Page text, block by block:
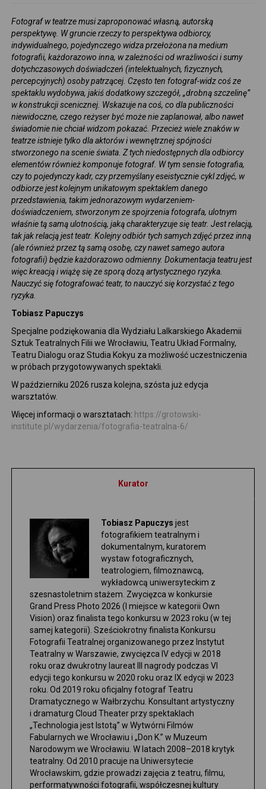
Fotograf w teatrze musi zaproponować własną, autorską
perspektywę. W gruncie rzeczy to perspektywa odbiorcy,
indywidualnego, pojedynczego widza przełożona na medium
fotografii, każdorazowo inna, w zależności od wrażliwości i sumy
dotychczasowych doświadczeń (intelektualnych, fizycznych,
percepcyjnych) osoby patrzącej. Często ten fotograf-widz coś ze
spektaklu wydobywa, jakiś dodatkowy szczegół, „drobną szczelinę”
w konstrukcji scenicznej. Wskazuje na coś, co dla publiczności
niewidoczne, czego reżyser być może nie zaplanował, albo nawet
świadomie nie chciał widzom pokazać. Przecież wiele znaków w
teatrze istnieje tylko dla aktorów i wewnętrznej spójności
stworzonego na scenie świata. Z tych niedostępnych dla odbiorcy
elementów również komponuje fotograf. W tym sensie fotografia,
czy to pojedynczy kadr, czy przemyślany eseistycznie cykl zdjęć, w
odbiorze jest kolejnym unikatowym spektaklem danego
przedstawienia, takim jednorazowym wydarzeniem-
doświadczeniem, stworzonym ze spojrzenia fotografa, ulotnym
właśnie tą samą ulotnością, jaką charakteryzuje się teatr. Jest relacją,
tak jak relacją jest teatr. Kolejny odbiór tych samych zdjęć przez inną
(ale również przez tą samą osobę, czy nawet samego autora
fotografii) będzie każdorazowo odmienny. Dokumentacja teatru jest
więc kreacją i wiążę się ze sporą dozą artystycznego ryzyka.
Nauczyć się fotografować teatr, to nauczyć się korzystać z tego
ryzyka.
Tobiasz Papuczys
Specjalne podziękowania dla Wydziału Lalkarskiego Akademii
Sztuk Teatralnych Filii we Wrocławiu, Teatru Układ Formalny,
Teatru Dialogu oraz Studia Kokyu za możliwość uczestniczenia
w próbach przygotowywanych spektakli.
W październiku 2026 rusza kolejna, szósta już edycja
warsztatów.
Więcej informacji o warsztatach: https://grotowski-
institute.pl/wydarzenia/fotografia-teatralna-6/
Kurator
Tobiasz Papuczysjest
fotografikiem teatralnym i
dokumentalnym, kuratorem
wystaw fotograficznych,
teatrologiem, filmoznawcą,
wykładowcą uniwersyteckim z
szesnastoletnim stażem. Zwycięzca w konkursie
Grand Press Photo 2026 (I miejsce w kategorii Own
Vision) oraz finalista tego konkursu w 2023 roku (w tej
samej kategorii). Sześciokrotny finalista Konkursu
Fotografii Teatralnej organizowanego przez Instytut
Teatralny w Warszawie, zwycięzca IV edycji w 2018
roku oraz dwukrotny laureat III nagrody podczas VI
edycji tego konkursu w 2020 roku oraz IX edycji w 2023
roku. Od 2019 roku oficjalny fotograf Teatru
Dramatycznego w Wałbrzychu. Konsultant artystyczny
i dramaturg Cloud Theater przy spektaklach
„Technologia jest Istotą” w Wytwórni Filmów
Fabularnych we Wrocławiu i „Don K.” w Muzeum
Narodowym we Wrocławiu. W latach 2008–2018 krytyk
teatralny. Od 2010 pracuje na Uniwersytecie
Wrocławskim, gdzie prowadzi zajęcia z teatru, filmu,
performatywności fotografii, współczesnej kultury